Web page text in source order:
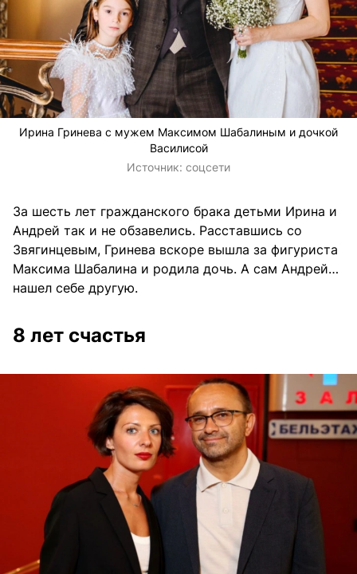
Ирина Гринева с мужем Максимом Шабалиным и дочкой
Василисой
Источник: соцсети
За шесть лет гражданского брака детьми Ирина и
Андрей так и не обзавелись. Расставшись со
Звягинцевым, Гринева вскоре вышла за фигуриста
Максима Шабалина и родила дочь. А сам Андрей…
нашел себе другую.
8 лет счастья